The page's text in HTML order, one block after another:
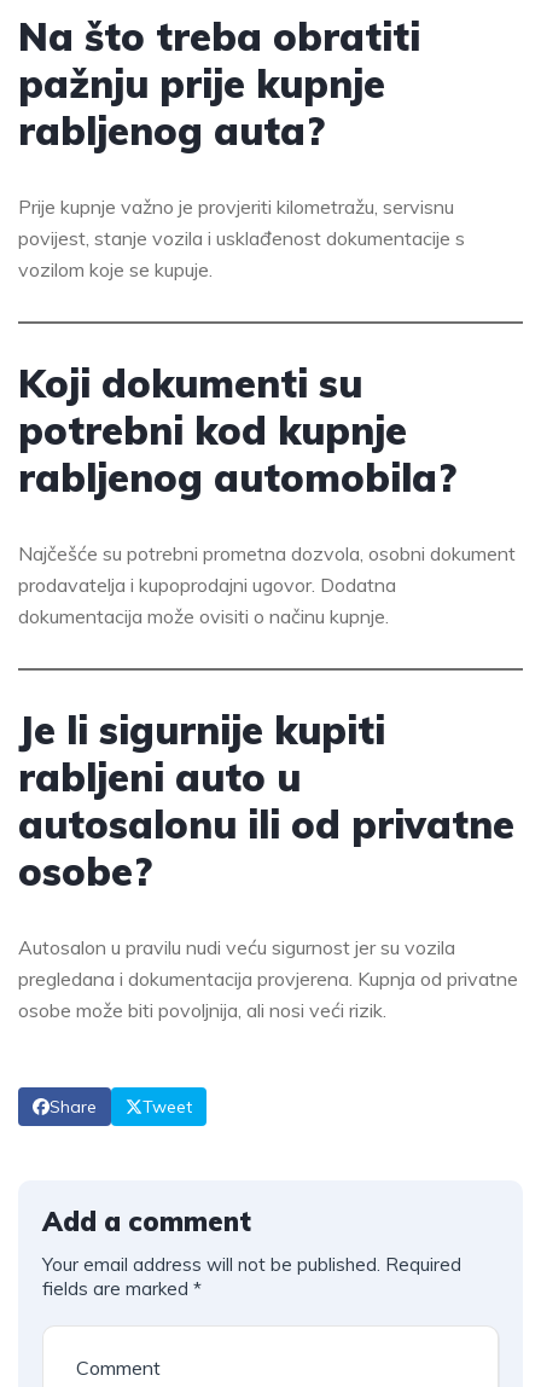
Na što treba obratiti
pažnju prije kupnje
rabljenog auta?
Prije kupnje važno je provjeriti kilometražu, servisnu
povijest, stanje vozila i usklađenost dokumentacije s
vozilom koje se kupuje.
Koji dokumenti su
potrebni kod kupnje
rabljenog automobila?
Najčešće su potrebni prometna dozvola, osobni dokument
prodavatelja i kupoprodajni ugovor. Dodatna
dokumentacija može ovisiti o načinu kupnje.
Je li sigurnije kupiti
rabljeni auto u
autosalonu ili od privatne
osobe?
Autosalon u pravilu nudi veću sigurnost jer su vozila
pregledana i dokumentacija provjerena. Kupnja od privatne
osobe može biti povoljnija, ali nosi veći rizik.
Share Tweet
Add a comment
Your email address will not be published. Required
fields are marked *
A